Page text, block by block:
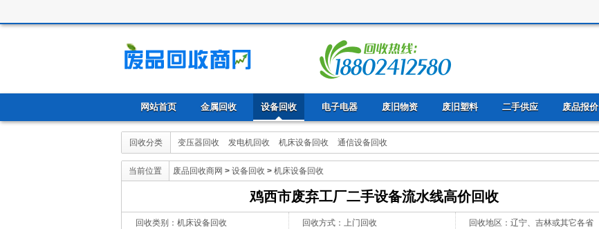
网站首页 金属回收 设备回收 电子电器 废旧物资 废旧塑料 二手供应 废品报价
回收分类 变压器回收 发电机回收 机床设备回收 通信设备回收
当前位置 废品回收商网 > 设备回收 > 机床设备回收
鸡西市废弃工厂二手设备流水线高价回收
回收类别：机床设备回收 回收方式：上门回收 回收地区：辽宁、吉林或其它各省